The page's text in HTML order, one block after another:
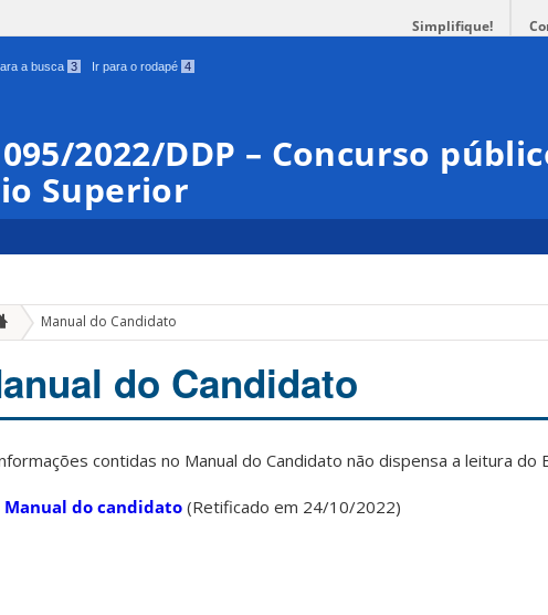
Simplifique!
a busca 3 Ir para o rodapé 4
2022/DDP – Concurso
Superior
Manual do Candidato
do Candidato
contidas no Manual do Candidato não dispensa a leitura do
Manual do candidato (Retificado em 24/10/2022)